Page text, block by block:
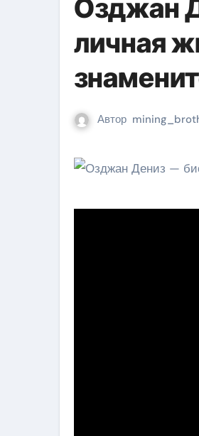
Озджан
личная
Автор